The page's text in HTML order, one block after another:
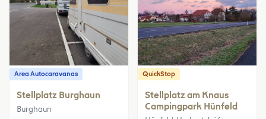
Area Autocaravanas
Stellplatz Burghaun
Burghaun
QuickStop
Stellplatz am Knaus
Campingpark Hünfeld